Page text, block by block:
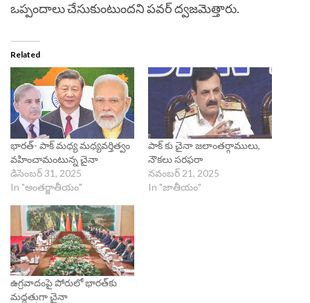
ఒప్పందాలు చేసుకుంటుందని పవర్ ద్వజమెత్తారు.
Related
భారత్- పాక్ మధ్య మధ్యవర్తిత్వం
వహించామంటున్న చైనా
డిసెంబర్ 31, 2025
In "అంతర్జాతీయం"
పాక్ కు చైనా జలాంతర్గాములు,
నౌకలు సరఫరా
నవంబర్ 21, 2025
In "జాతీయం"
ఉగ్రవాదంపై పోరులో భారత్‌కు
మద్దతుగా చైనా